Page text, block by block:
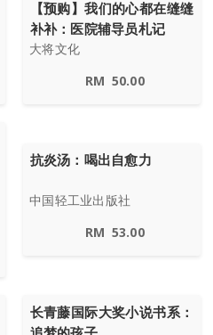
【预购】我们的心都在缝缝
补补：医院辅导员札记
大将文化
RM 50.00
抗炎汤：喝出自愈力
中国轻工业出版社
RM 53.00
长青藤国际大奖小说书系：